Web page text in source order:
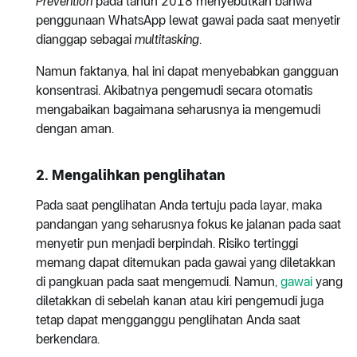
penggunaan WhatsApp lewat gawai pada saat menyetir
dianggap sebagai multitasking.
Namun faktanya, hal ini dapat menyebabkan gangguan
konsentrasi. Akibatnya pengemudi secara otomatis
mengabaikan bagaimana seharusnya ia mengemudi
dengan aman.
2. Mengalihkan penglihatan
Pada saat penglihatan Anda tertuju pada layar, maka
pandangan yang seharusnya fokus ke jalanan pada saat
menyetir pun menjadi berpindah. Risiko tertinggi
memang dapat ditemukan pada gawai yang diletakkan
di pangkuan pada saat mengemudi. Namun, gawai yang
diletakkan di sebelah kanan atau kiri pengemudi juga
tetap dapat mengganggu penglihatan Anda saat
berkendara.